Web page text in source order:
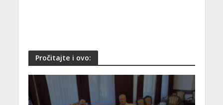
Pročitajte i ovo: